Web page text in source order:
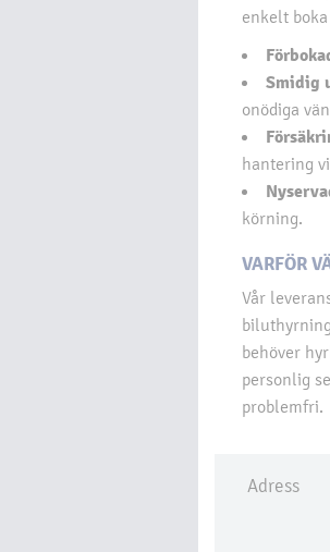
enkelt
Smidig
onödiga
hantering
körning.
VARFÖR
Vår
behöver
personlig
problemfri.
Adress